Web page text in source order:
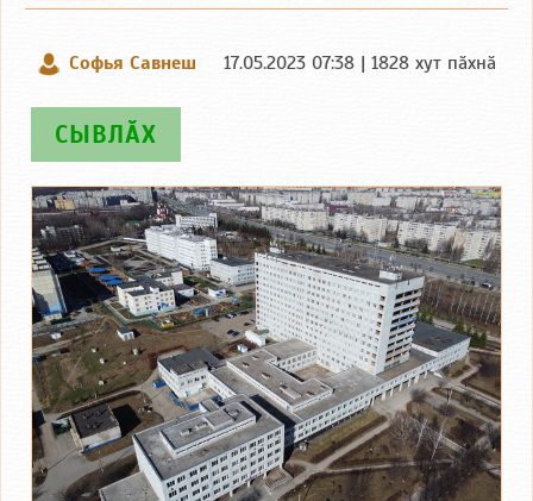
Софья Савнеш 17.05.2023 07:38 | 1828 хут пӑхнӑ
СЫВЛӐХ